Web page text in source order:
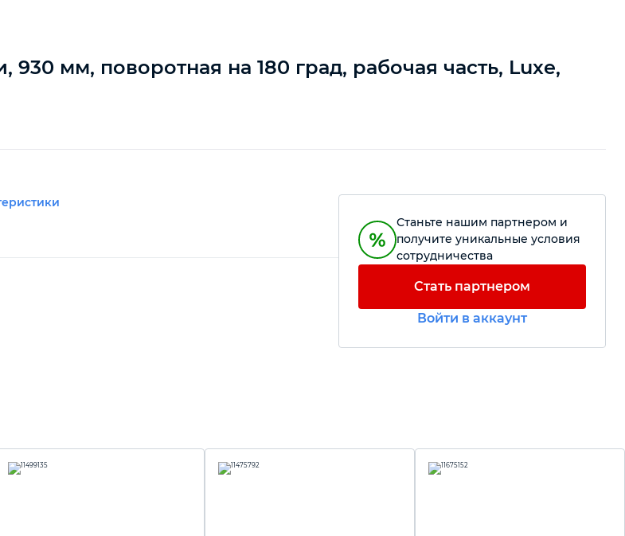
мм, поворотная на 180 град, рабочая часть, Luxe,
Станьте нашим партнером и
получите уникальные условия
сотрудничества
Стать партнером
Войти в аккаунт